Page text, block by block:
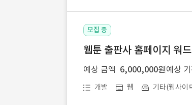
모집 중
웹툰 출판사 홈페이지 워
예상 금액 6,000,000원 예상
개발 웹 기타(웹사이